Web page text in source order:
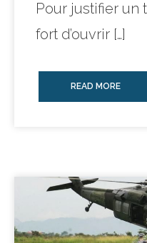
Pour justifier un
fort d’ouvrir […]
READ MORE